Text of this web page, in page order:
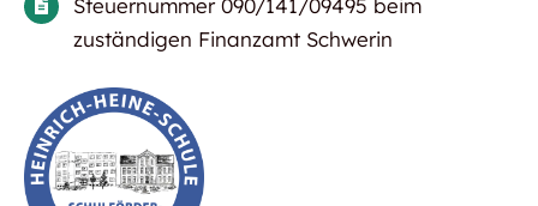
zuständigen Finanzamt Schwerin